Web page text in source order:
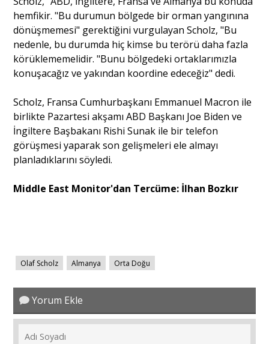
Portre
Yazarlar
Eğitim
hemfikir. "Bu durumun bölgede bir orman yangınına
dönüşmemesi" gerektiğini vurgulayan Scholz, "Bu
nedenle, bu durumda hiç kimse bu terörü daha fazla
körüklememelidir. "Bunu bölgedeki ortaklarımızla
konuşacağız ve yakından koordine edeceğiz" dedi.
Scholz, Fransa Cumhurbaşkanı Emmanuel Macron ile
birlikte Pazartesi akşamı ABD Başkanı Joe Biden ve
İngiltere Başbakanı Rishi Sunak ile bir telefon
görüşmesi yaparak son gelişmeleri ele almayı
planladıklarını söyledi.
Middle East Monitor'dan Tercüme: İlhan Bozkır
Olaf Scholz Almanya Orta Doğu
Yorum Ekle